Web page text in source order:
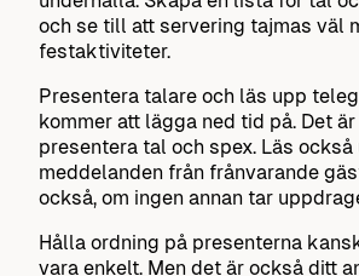
och se till att servering tajmas väl
festaktiviteter.
Presentera talare och läs upp
kommer att lägga ned tid på. Det
presentera tal och spex. Läs
meddelanden från frånvarande
också, om ingen annan tar
Hålla ordning på presenterna
vara enkelt. Men det är också ditt